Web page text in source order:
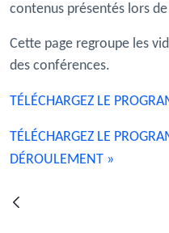
contenus présentés lors
Cette page regroupe les
des conférences.
TÉLÉCHARGEZ LE
TÉLÉCHARGEZ LE
DÉROULEMENT »